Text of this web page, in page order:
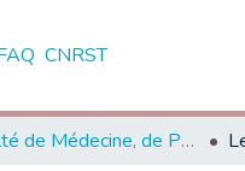
CNRST
Faculté de Médecine, de Pharmacie et de Médecine Dentaire - Fès